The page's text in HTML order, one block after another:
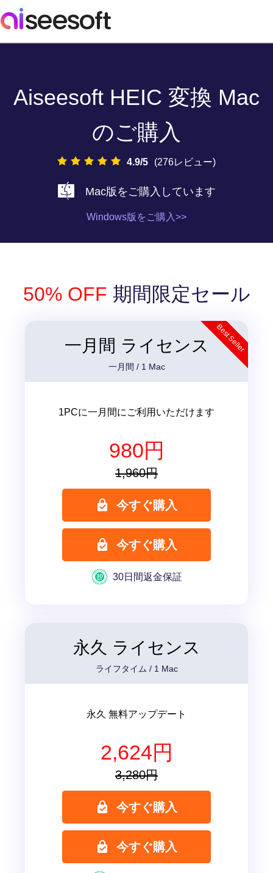
Aiseesoft HEIC 変換 Mac
のご購入
4.9/5 (276レビュー)
Mac版をご購入しています
Windows版をご購入>>
50% OFF 期間限定セール
一月間 ライセンス
一月間 / 1 Mac
1PCに一月間にご利用いただけます
980円
1,960円
今すぐ購入
今すぐ購入
30日間返金保証
Best Seller
永久 ライセンス
ライフタイム / 1 Mac
永久 無料アップデート
2,624円
3,280円
今すぐ購入
今すぐ購入